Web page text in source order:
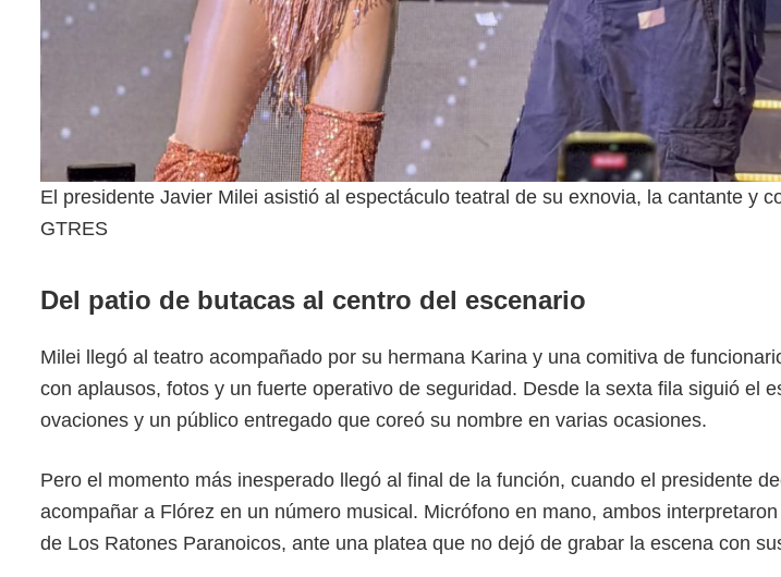
El presidente Javier Milei asistió al espectáculo teatral de su exnovia, la cantante y
GTRES
Del patio de butacas al centro del escenario
Milei llegó al teatro acompañado por su hermana Karina y una comitiva de
con aplausos, fotos y un fuerte operativo de seguridad. Desde la sexta fila siguió el
ovaciones y un público entregado que coreó su nombre en varias ocasiones.
Pero el momento más inesperado llegó al final de la función, cuando el presidente
acompañar a Flórez en un número musical. Micrófono en mano, ambos interpretaron
de Los Ratones Paranoicos, ante una platea que no dejó de grabar la escena con